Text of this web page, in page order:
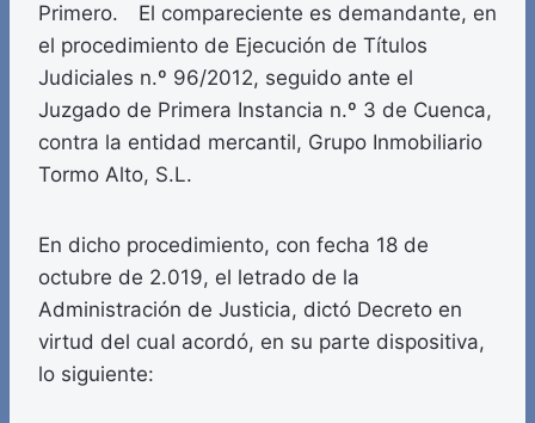
Primero. El compareciente es demandante, en
el procedimiento de Ejecución de Títulos
Judiciales n.º 96/2012, seguido ante el
Juzgado de Primera Instancia n.º 3 de Cuenca,
contra la entidad mercantil, Grupo Inmobiliario
Tormo Alto, S.L.
En dicho procedimiento, con fecha 18 de
octubre de 2.019, el letrado de la
Administración de Justicia, dictó Decreto en
virtud del cual acordó, en su parte dispositiva,
lo siguiente: